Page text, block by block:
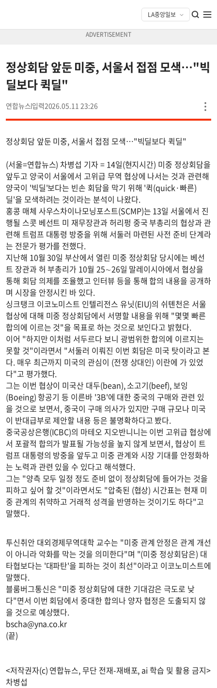
정상회담 앞둔 미중, 서울서 접점 모색…"빅
딜보다 퀵딜"
연합뉴스 2026.05.11 23:26
정상회담 앞둔 미중, 서울서 접점 모색…"빅딜보다 퀵딜"
(서울=연합뉴스) 차병섭 기자 = 14일(현지시간) 미중 정상회담을
앞두고 양국이 서울에서 고위급 무역 협상에 나서는 것과 관련해
양국이 '빅딜'보다는 빈손 회담을 막기 위해 '퀵(quick·빠른)
딜'을 모색하려는 것이라는 분석이 나왔다.
홍콩 매체 사우스차이나모닝포스트(SCMP)는 13일 서울에서 진
행될 스콧 베선트 미 재무장관과 허리펑 중국 부총리의 협상과 관
련해 트럼프 대통령 방중을 위해 서둘러 마련된 사전 준비 단계라
는 전문가 평가를 전했다.
지난해 10월 30일 부산에서 열린 미중 정상회담 당시에는 베선
트 장관과 허 부총리가 10월 25∼26일 말레이시아에서 협상을
통해 회담 의제를 조율했고 인터뷰 등을 통해 합의 내용을 공개하
며 시장을 안정시킨 바 있다.
싱크탱크 이코노미스트 인텔리전스 유닛(EIU)의 쉬톈천은 서울
협상에 대해 미중 정상회담에서 서명할 내용을 위해 "몇몇 빠른
합의에 이르는 것"을 목표로 하는 것으로 보인다고 밝혔다.
이어 "하지만 이처럼 서두르다 보니 광범위한 합의에 이르지는
못할 것"이라면서 "서둘러 이뤄진 이번 회담은 미국 탓이라고 본
다. 매우 최근까지 미국의 관심이 (전쟁 상대인) 이란에 가 있었
다"고 평가했다.
그는 이번 협상이 미국산 대두(bean), 소고기(beef), 보잉
(Boeing) 항공기 등 이른바 '3B'에 대한 중국의 구매와 관련 있
을 것으로 보면서, 중국이 구매 의사가 있지만 구매 규모나 미국
이 반대급부로 제안할 내용 등은 불명확하다고 봤다.
중국공상은행(ICBC)의 마테오 지오반니니는 이번 고위급 협상에
서 포괄적 합의가 발표될 가능성을 높지 않게 보면서, 협상이 트
럼프 대통령의 방중을 앞두고 미중 관계와 시장 기대를 안정화하
는 노력과 관련 있을 수 있다고 해석했다.
그는 "양측 모두 일정 정도 준비 없이 정상회담에 들어가는 것을
피하고 싶어 할 것"이라면서도 "압축된 (협상) 시간표는 현재 미
중 관계의 취약하고 거래적 성격을 반영하는 것이기도 하다"고
말했다.
투신취안 대외경제무역대학 교수는 "미중 관계 안정은 관계 개선
이 아니라 악화를 막는 것을 의미한다"며 "(미중 정상회담은) 대
타협보다는 '대파탄'을 피하는 것이 최선"이라고 이코노미스트에
말했다.
블룸버그통신은 "미중 정상회담에 대한 기대감은 극도로 낮
다"면서 이번 회담에서 중대한 합의나 양자 협정은 도출되지 않
을 것으로 예상했다.
bscha@yna.co.kr
(끝)
<저작권자(c) 연합뉴스, 무단 전재-재배포, ai 학습 및 활용 금지>
차병섭